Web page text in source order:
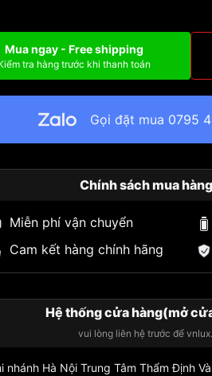
Mua ngay - Free shipping
tra hàng trước khi thanh toán
Gọi đặt mua 0795
Chính sách mua
Miễn phí vận chuyển
Cam kết hàng chính hãng
Hệ thống cửa hàng(mở
vui lòng liên hệ trước để
nhánh Hà Nội Trung Tâm Thẩm Định